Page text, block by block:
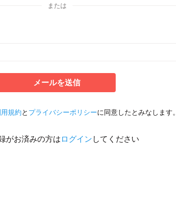
または
メールを送信
規約と プライバシーポリシーに同意したとみなします。
がお済みの方は ログイン してください